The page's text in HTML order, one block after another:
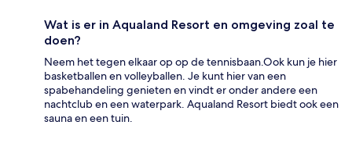
Wat is er in Aqualand Resort en omgeving zoal te
doen?
Neem het tegen elkaar op op de tennisbaan.Ook kun je hier
basketballen en volleyballen. Je kunt hier van een
spabehandeling genieten en vindt er onder andere een
nachtclub en een waterpark. Aqualand Resort biedt ook een
sauna en een tuin.